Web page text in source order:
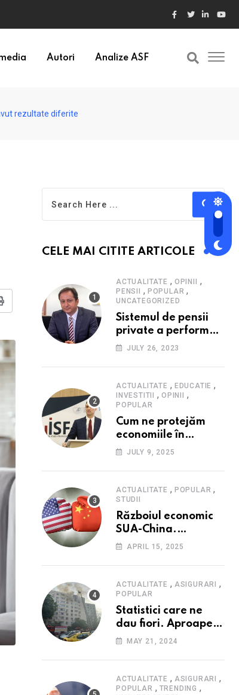
au valori cu 30% mai mari
Autori Analize ASF
rezultate diferite
CELE MAI CITITE ARTICOLE
ACTUALITATE , OPINII ,
PENSII , POPULAR ,
UNCATEGORIZED
Sistemul de pensii
private a performat
în 2023: randament
și plăți la maxim
istoric, rol esențial în
cadrul ofertei
Hidroelectrica,
reziliența la crize
JULY 26, 2023
ACTUALITATE , EDUCATIE ,
INVESTITII , OPINII ,
POPULAR
Cum ne protejăm
economiile în
contextul crizei
Valentin Ionescu,
președinte Institutul
de Studii Financiare
(ISF)
JULY 9, 2025
ACTUALITATE , POPULAR ,
STUDII
Războiul economic
SUA-China.
Consumatorii caută
scumpirilor, mai ales
la alimente
APRIL 15, 2025
ACTUALITATE , ASIGURARI ,
POPULAR
Statistici care ne
dau fiori. Aproape
20 de case ard zilnic
pagubele au
explodat. Cum te
poți proteja cu nici
MAY 21, 2024
ACTUALITATE , ASIGURARI ,
POPULAR , TRENDING ,